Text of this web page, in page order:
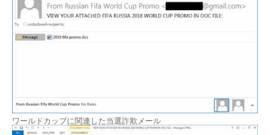
ワールドカップに関連した当選詐欺メール